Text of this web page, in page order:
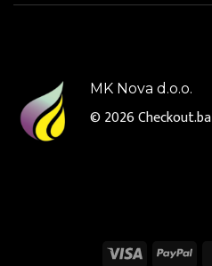
MK Nova d.o.o.
© 2026Checkout.ba